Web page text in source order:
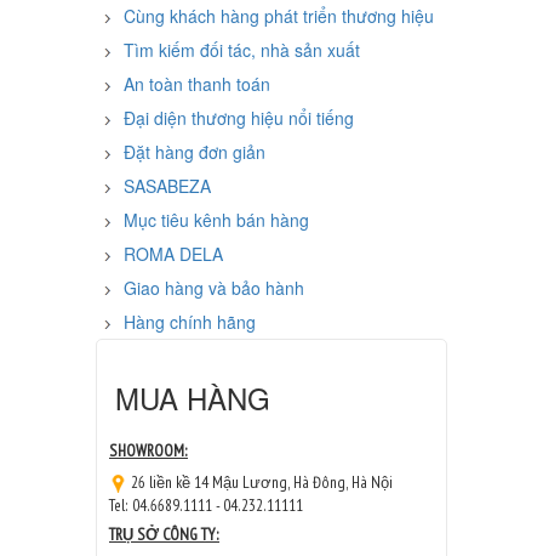
Cùng khách hàng phát triển thương hiệu
Tìm kiếm đối tác, nhà sản xuất
An toàn thanh toán
Đại diện thương hiệu nổi tiếng
Đặt hàng đơn giản
SASABEZA
Mục tiêu kênh bán hàng
ROMA DELA
Giao hàng và bảo hành
Hàng chính hãng
MUA HÀNG
SHOWROOM:
26 liền kề 14 Mậu Lương, Hà Đông, Hà Nội
Tel: 04.6689.1111 - 04.232.11111
TRỤ SỞ CÔNG TY: